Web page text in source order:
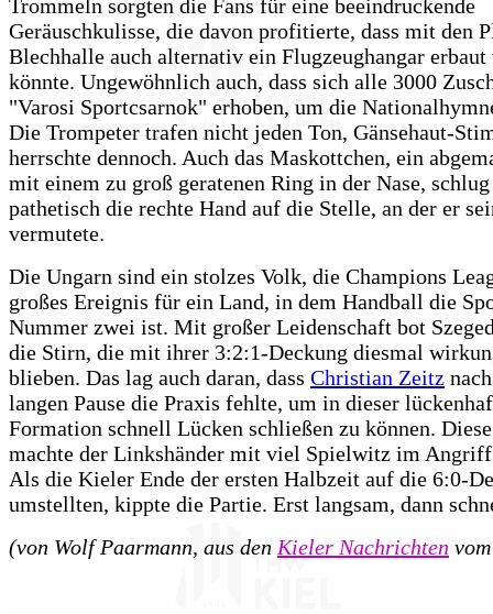
Trommeln sorgten die Fans für eine beeindruckende
Geräuschkulisse, die davon profitierte, dass mit den
Blechhalle auch alternativ ein Flugzeughangar erbaut
könnte. Ungewöhnlich auch, dass sich alle 3000
"Varosi Sportcsarnok" erhoben, um die
Die Trompeter trafen nicht jeden Ton, Gänsehaut-
herrschte dennoch. Auch das Maskottchen, ein
mit einem zu groß geratenen Ring in der Nase,
pathetisch die rechte Hand auf die Stelle, an der er
vermutete.
Die Ungarn sind ein stolzes Volk, die Champions
großes Ereignis für ein Land, in dem Handball die
Nummer zwei ist. Mit großer Leidenschaft bot
die Stirn, die mit ihrer 3:2:1-Deckung diesmal
blieben. Das lag auch daran, dass Christian Zeitz
langen Pause die Praxis fehlte, um in dieser
Formation schnell Lücken schließen zu können.
machte der Linkshänder mit viel Spielwitz im
Als die Kieler Ende der ersten Halbzeit auf die 6:0-
umstellten, kippte die Partie. Erst langsam, dann
(von Wolf Paarmann, aus den Kieler Nachrichten